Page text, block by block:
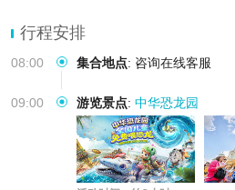
行程安排
08:00 集合地点: 咨询在线客服
09:00 游览景点: 中华恐龙园